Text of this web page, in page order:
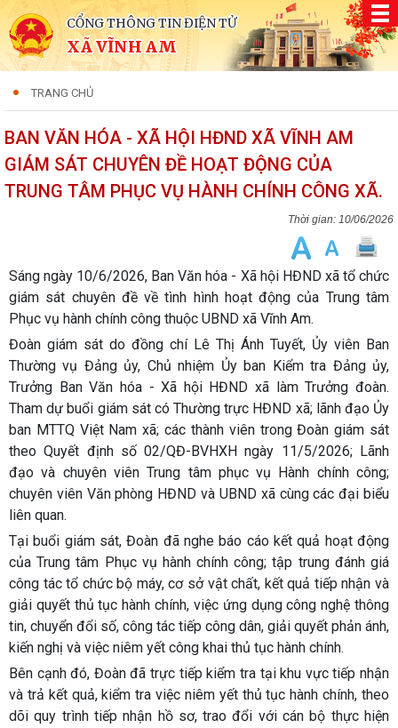
CỔNG THÔNG TIN ĐIỆN TỬ
XÃ VĨNH AM
TRANG CHỦ
BAN VĂN HÓA - XÃ HỘI HĐND XÃ VĨNH AM
GIÁM SÁT CHUYÊN ĐỀ HOẠT ĐỘNG CỦA
TRUNG TÂM PHỤC VỤ HÀNH CHÍNH CÔNG XÃ.
10/06/2026
Sáng ngày 10/6/2026, Ban Văn hóa - Xã hội HĐND xã tổ chức
giám sát chuyên đề về tình hình hoạt động của Trung tâm
Phục vụ hành chính công thuộc UBND xã Vĩnh Am.
Đoàn giám sát do đồng chí Lê Thị Ánh Tuyết, Ủy viên Ban
Thường vụ Đảng ủy, Chủ nhiệm Ủy ban Kiểm tra Đảng ủy,
Trưởng Ban Văn hóa - Xã hội HĐND xã làm Trưởng đoàn.
Tham dự buổi giám sát có Thường trực HĐND xã; lãnh đạo Ủy
ban MTTQ Việt Nam xã; các thành viên trong Đoàn giám sát
theo Quyết định số 02/QĐ-BVHXH ngày 11/5/2026; Lãnh
đạo và chuyên viên Trung tâm phục vụ Hành chính công;
chuyên viên Văn phòng HĐND và UBND xã cùng các đại biểu
liên quan.
Tại buổi giám sát, Đoàn đã nghe báo cáo kết quả hoạt động
của Trung tâm Phục vụ hành chính công; tập trung đánh giá
công tác tổ chức bộ máy, cơ sở vật chất, kết quả tiếp nhận và
giải quyết thủ tục hành chính, việc ứng dụng công nghệ thông
tin, chuyển đổi số, công tác tiếp công dân, giải quyết phản ánh,
kiến nghị và việc niêm yết công khai thủ tục hành chính.
Bên cạnh đó, Đoàn đã trực tiếp kiểm tra tại khu vực tiếp nhận
và trả kết quả, kiểm tra việc niêm yết thủ tục hành chính, theo
dõi quy trình tiếp nhận hồ sơ, trao đổi với cán bộ thực hiện